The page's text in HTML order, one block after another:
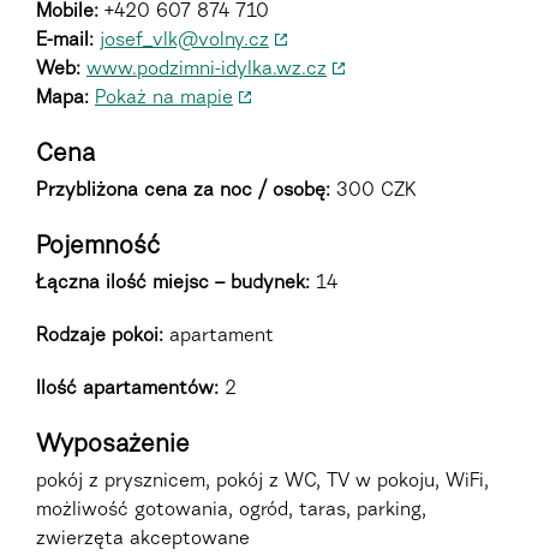
Mobile: +420 607 874 710
E-mail: josef_vlk@volny.cz
Web: www.podzimni-idylka.wz.cz
Mapa: Pokaż na mapie
Cena
Przybliżona cena za noc / osobę: 300 CZK
Pojemność
Łączna ilość miejsc – budynek: 14
Rodzaje pokoi: apartament
Ilość apartamentów: 2
Wyposażenie
pokój z prysznicem, pokój z WC, TV w pokoju, WiFi,
możliwość gotowania, ogród, taras, parking,
zwierzęta akceptowane